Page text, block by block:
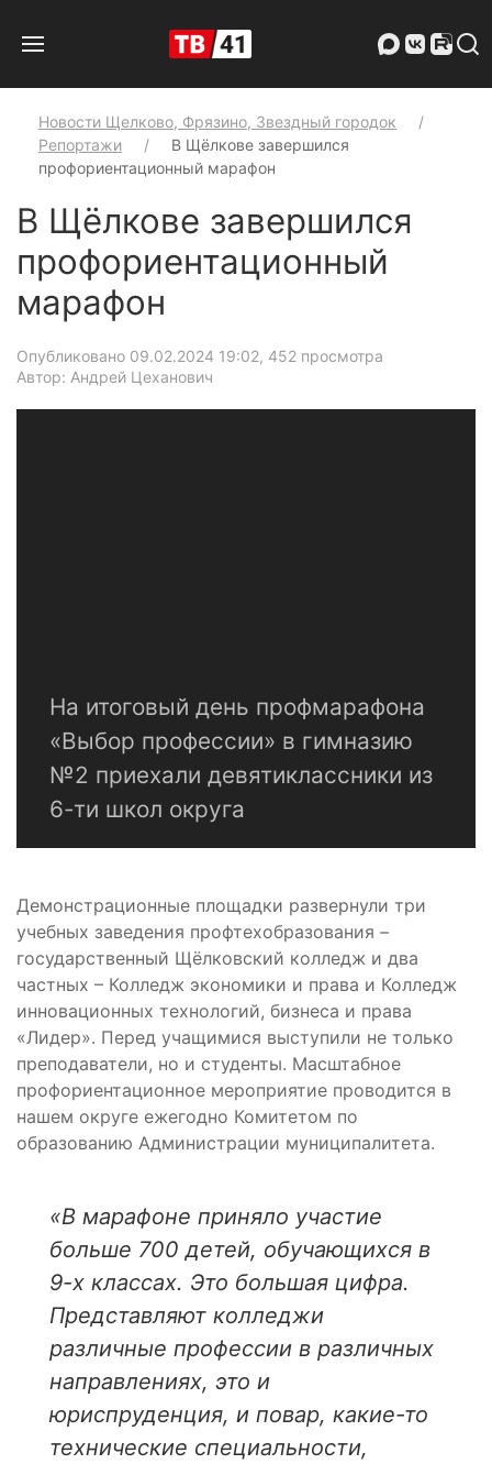
Новости Щелково, Фрязино, Звездный городок
Репортажи
В Щёлкове завершился
профориентационный марафон
В Щёлкове завершился
профориентационный
марафон
Опубликовано 09.02.2024 19:02, 452 просмотра
Автор: Андрей Цеханович
На итоговый день профмарафона
«Выбор профессии» в гимназию
№2 приехали девятиклассники из
6-ти школ округа
Демонстрационные площадки развернули три
учебных заведения профтехобразования –
государственный Щёлковский колледж и два
частных – Колледж экономики и права и Колледж
инновационных технологий, бизнеса и права
«Лидер». Перед учащимися выступили не только
преподаватели, но и студенты. Масштабное
профориентационное мероприятие проводится в
нашем округе ежегодно Комитетом по
образованию Администрации муниципалитета.
«В марафоне приняло участие
больше 700 детей, обучающихся в
9-х классах. Это большая цифра.
Представляют колледжи
различные профессии в различных
направлениях, это и
юриспруденция, и повар, какие-то
технические специальности,